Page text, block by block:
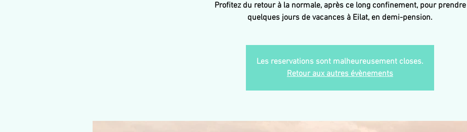
Profitez du retour à la normale, après ce long confinement, pour prendre
quelques jours de vacances à Eilat, en demi-pension.
Les reservations sont malheureusement closes.
Retour aux autres évènements